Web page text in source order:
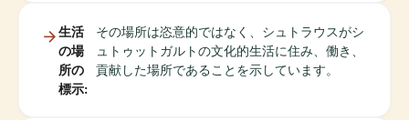
生活
の場
所の
標示:
その場所は恣意的ではなく、シュトラウスがシ
ュトゥットガルトの文化的生活に住み、働き、
貢献した場所であることを示しています。